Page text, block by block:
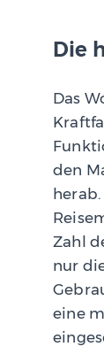
Die
Das
den
Zahl
nur
eine